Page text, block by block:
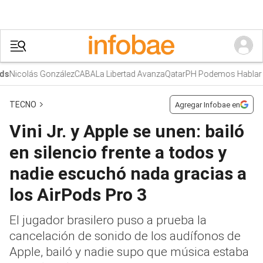
Nicolás GonzálezCABALa Libertad AvanzaQatarPH Podemos Hablar
TECNO Agregar Infobae en
Vini Jr. y Apple se unen: bailó
en silencio frente a todos y
nadie escuchó nada gracias a
los AirPods Pro 3
El jugador brasilero puso a prueba la
cancelación de sonido de los audífonos de
Apple, bailó y nadie supo que música estaba